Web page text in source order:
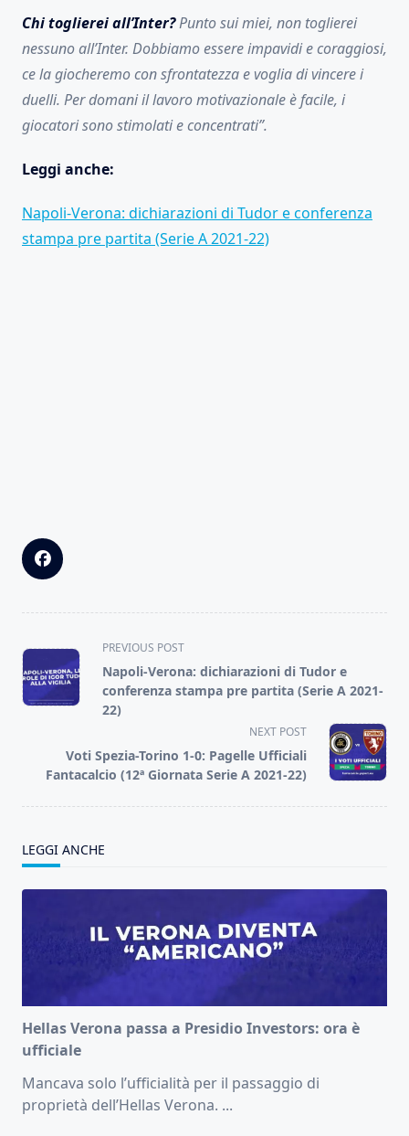
Chi toglierei all’Inter?Punto sui miei, non toglierei
nessuno all’Inter. Dobbiamo essere impavidi e coraggiosi,
ce la giocheremo con sfrontatezza e voglia di vincere i
duelli. Per domani il lavoro motivazionale è facile, i
giocatori sono stimolati e concentrati”.
Leggi anche:
Napoli-Verona: dichiarazioni di Tudor e conferenza
stampa pre partita (Serie A 2021-22)
<span
class="nav-
subtitle
screen-
text">Page</span>
PREVIOUS POST
Napoli-Verona: dichiarazioni di Tudor e
conferenza stampa pre partita (Serie A 2021-
22)
NEXT POST
Voti Spezia-Torino 1-0: Pagelle Ufficiali
Fantacalcio (12ª Giornata Serie A 2021-22)
LEGGI ANCHE
Hellas Verona passa a Presidio Investors: ora è
ufficiale
Mancava solo l’ufficialità per il passaggio di
proprietà dell’Hellas Verona. ...